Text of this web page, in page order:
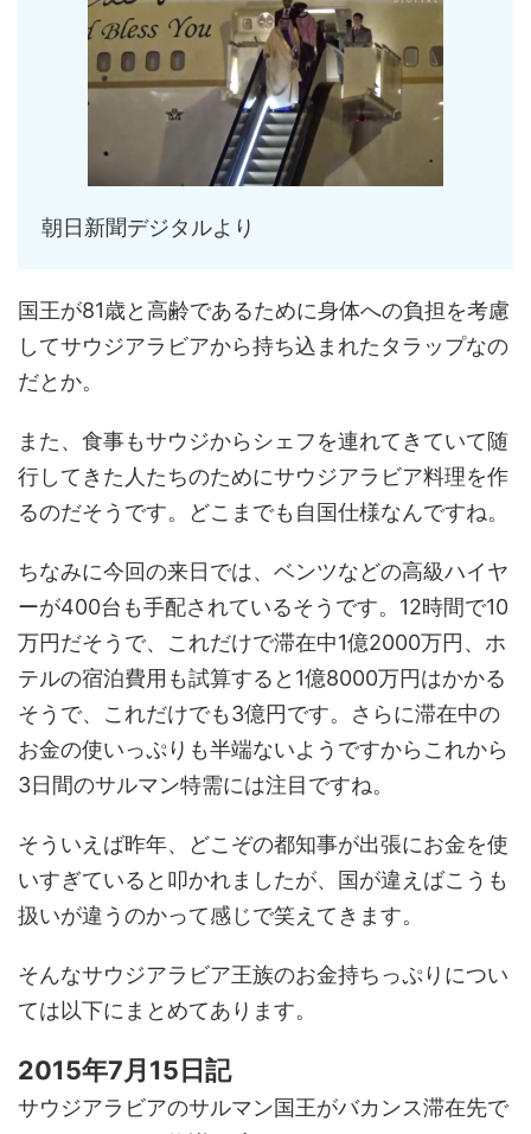
朝日新聞デジタルより
国王が81歳と高齢であるために身体への負担を考慮
してサウジアラビアから持ち込まれたタラップなの
だとか。
また、食事もサウジからシェフを連れてきていて随
行してきた人たちのためにサウジアラビア料理を作
るのだそうです。どこまでも自国仕様なんですね。
ちなみに今回の来日では、ベンツなどの高級ハイヤ
ーが400台も手配されているそうです。12時間で10
万円だそうで、これだけで滞在中1億2000万円、ホ
テルの宿泊費用も試算すると1億8000万円はかかる
そうで、これだけでも3億円です。さらに滞在中の
お金の使いっぷりも半端ないようですからこれから
3日間のサルマン特需には注目ですね。
そういえば昨年、どこぞの都知事が出張にお金を使
いすぎていると叩かれましたが、国が違えばこうも
扱いが違うのかって感じで笑えてきます。
そんなサウジアラビア王族のお金持ちっぷりについ
ては以下にまとめてあります。
2015年7月15日記
サウジアラビアのサルマン国王がバカンス滞在先で